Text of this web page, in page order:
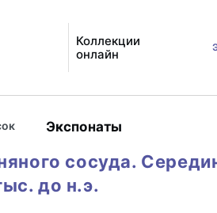
Коллекции
онлайн
Экспонаты
сосуда.
до н.э.